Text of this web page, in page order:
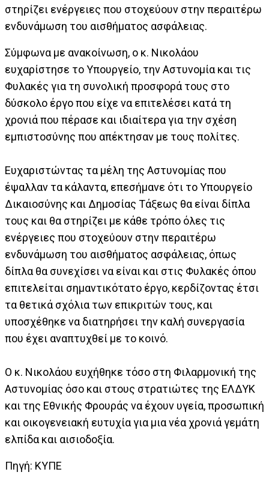
στηρίζει ενέργειες που στοχεύουν στην περαιτέρω
ενδυνάμωση του αισθήματος ασφάλειας.
Σύμφωνα με ανακοίνωση, ο κ. Νικολάου
ευχαρίστησε το Υπουργείο, την Αστυνομία και τις
Φυλακές για τη συνολική προσφορά τους στο
δύσκολο έργο που είχε να επιτελέσει κατά τη
χρονιά που πέρασε και ιδιαίτερα για την σχέση
εμπιστοσύνης που απέκτησαν με τους πολίτες.
Ευχαριστώντας τα μέλη της Αστυνομίας που
έψαλλαν τα κάλαντα, επεσήμανε ότι το Υπουργείο
Δικαιοσύνης και Δημοσίας Τάξεως θα είναι δίπλα
τους και θα στηρίζει με κάθε τρόπο όλες τις
ενέργειες που στοχεύουν στην περαιτέρω
ενδυνάμωση του αισθήματος ασφάλειας, όπως
δίπλα θα συνεχίσει να είναι και στις Φυλακές όπου
επιτελείται σημαντικότατο έργο, κερδίζοντας έτσι
τα θετικά σχόλια των επικριτών τους, και
υποσχέθηκε να διατηρήσει την καλή συνεργασία
που έχει αναπτυχθεί με το κοινό.
Ο κ. Νικολάου ευχήθηκε τόσο στη Φιλαρμονική της
Αστυνομίας όσο και στους στρατιώτες της ΕΛΔΥΚ
και της Εθνικής Φρουράς να έχουν υγεία, προσωπική
και οικογενειακή ευτυχία για μια νέα χρονιά γεμάτη
ελπίδα και αισιοδοξία.
Πηγή: ΚΥΠΕ